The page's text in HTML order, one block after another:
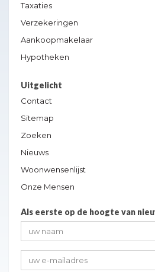
Taxaties
Verzekeringen
Aankoopmakelaar
Hypotheken
Uitgelicht
Contact
Sitemap
Zoeken
Nieuws
Woonwensenlijst
Onze Mensen
Als eerste op de hoogte van